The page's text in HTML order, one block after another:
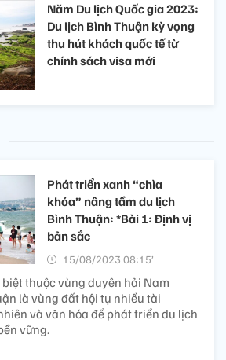
Năm Du lịch Quốc gia 2023:
Du lịch Bình Thuận kỳ vọng
thu hút khách quốc tế từ
chính sách visa mới
Phát triển xanh “chìa
khóa” nâng tầm du lịch
Bình Thuận: *Bài 1: Định vị
bản sắc
15/08/2023 08:15’
thuộc vùng duyên hải Nam
là vùng đất hội tụ nhiều tài
và văn hóa để phát triển du lịch
vững.